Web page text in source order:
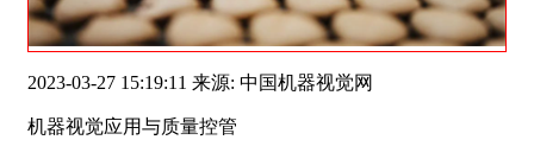
2023-03-27 15:19:11 来源: 中国机器视觉网
机器视觉应用与质量控管